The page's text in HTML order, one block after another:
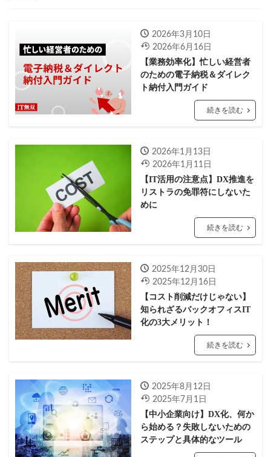
ITアウトソーシング
ヘルプデスク
ITコンサルティング
情シス・IT担当
2026年3月10日
2026年6月16日
【業務効率化】忙しい経営者
のための電子納税＆ダイレク
ト納付入門ガイド
続きを読む
2026年1月13日
2026年1月11日
【IT活用の注意点】DX推進を
リストラの免罪符にしないた
めに
続きを読む
2025年12月30日
2025年12月16日
【コスト削減だけじゃない】
知られざるバックオフィスIT
化の3大メリット！
続きを読む
2025年8月12日
2025年7月1日
【中小企業向け】DX化、何か
ら始める？失敗しないための
ステップと具体的なツール